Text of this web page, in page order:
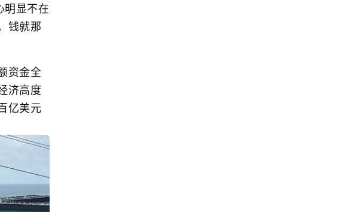
明显不在
钱就那
资金全
济高度
亿美元